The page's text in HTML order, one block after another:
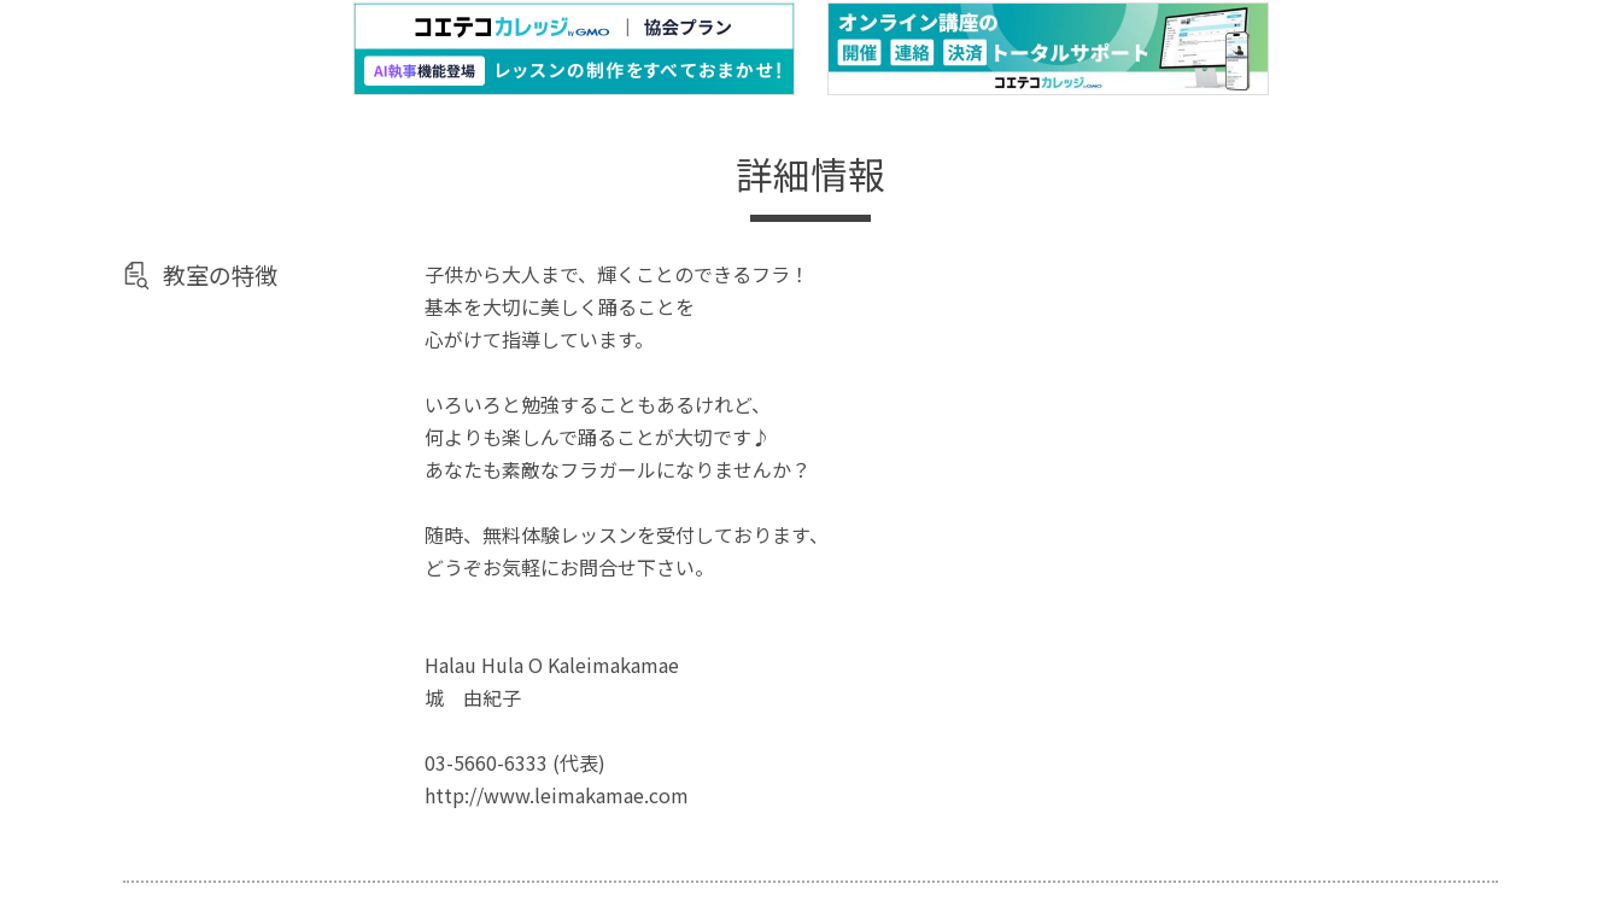
詳細情報
教室の特徴
子供から大人まで、輝くことのできるフラ！
基本を大切に美しく踊ることを
心がけて指導しています。
いろいろと勉強することもあるけれど、
何よりも楽しんで踊ることが大切です♪
あなたも素敵なフラガールになりませんか？
随時、無料体験レッスンを受付しております、
どうぞお気軽にお問合せ下さい。
Halau Hula O Kaleimakamae
城 由紀子
03-5660-6333 (代表)
http://www.leimakamae.com